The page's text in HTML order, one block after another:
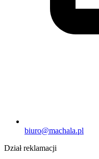
biuro@machala.pl
Dział reklamacji